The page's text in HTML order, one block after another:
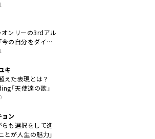
オンリーの3rdアル
今の自分をダイレ
キ
えた表現とは？
「天使達の歌」
ョン
らも選択をして進
とが人生の魅力」